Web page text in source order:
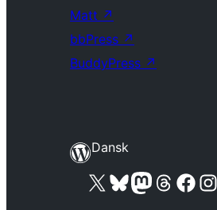
Matt ↗
bbPress ↗
BuddyPress ↗
Dansk
Besøg vores X (tidligere Twitter) konto
Besøg vores Bluesky-konto
Besøg vores Mastodon kontoBesøg vores Threads-konto
Besøg vores Facebook side
Besøg